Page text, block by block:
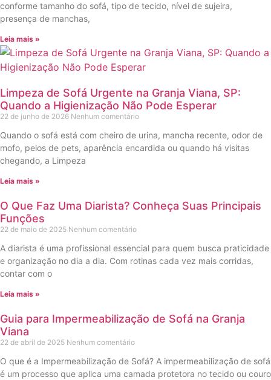
conforme tamanho do sofá, tipo de tecido, nível de sujeira,
presença de manchas,
Leia mais »
Limpeza de Sofá Urgente na Granja Viana, SP:
Quando a Higienização Não Pode Esperar
22 de junho de 2026 Nenhum comentário
Quando o sofá está com cheiro de urina, mancha recente, odor de
mofo, pelos de pets, aparência encardida ou quando há visitas
chegando, a Limpeza
Leia mais »
O Que Faz Uma Diarista? Conheça Suas Principais
Funções
22 de maio de 2025 Nenhum comentário
A diarista é uma profissional essencial para quem busca praticidade
e organização no dia a dia. Com rotinas cada vez mais corridas,
contar com o
Leia mais »
Guia para Impermeabilização de Sofá na Granja
Viana
22 de abril de 2025 Nenhum comentário
O que é a Impermeabilização de Sofá? A impermeabilização de sofá
é um processo que aplica uma camada protetora no tecido ou couro